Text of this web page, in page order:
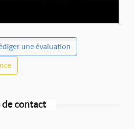
une évaluation
contact